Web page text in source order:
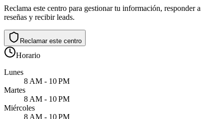
Reclama este centro para gestionar tu información, responder a
reseñas y recibir leads.
Reclamar este centro
Horario
Lunes
8 AM - 10 PM
Martes
8 AM - 10 PM
Miércoles
8 AM - 10 PM